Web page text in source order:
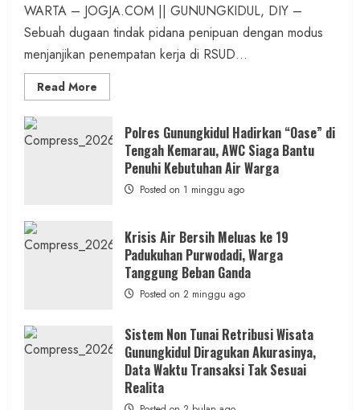
WARTA – JOGJA.COM || GUNUNGKIDUL, DIY –
Sebuah dugaan tindak pidana penipuan dengan modus
menjanjikan penempatan kerja di RSUD...
Read More
more
Penipuan
Masuk
RSUD
Wonosari
Seret
Oknum
Polres Gunungkidul Hadirkan “Oase” di
Tengah Kemarau, AWC Siaga Bantu
Penuhi Kebutuhan Air Warga
Posted on 1 minggu ago
Krisis Air Bersih Meluas ke 19
Padukuhan Purwodadi, Warga
Tanggung Beban Ganda
Posted on 2 minggu ago
Sistem Non Tunai Retribusi Wisata
Gunungkidul Diragukan Akurasinya,
Data Waktu Transaksi Tak Sesuai
Realita